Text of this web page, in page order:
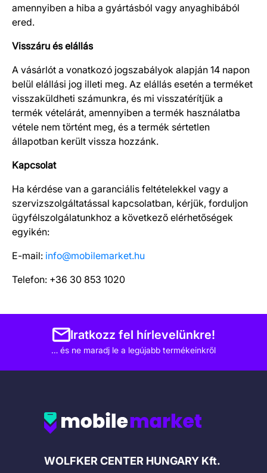
amennyiben a hiba a gyártásból vagy anyaghibából
ered.
Visszáru és elállás
A vásárlót a vonatkozó jogszabályok alapján 14 napon
belül elállási jog illeti meg. Az elállás esetén a terméket
visszaküldheti számunkra, és mi visszatérítjük a
termék vételárát, amennyiben a termék használatba
vétele nem történt meg, és a termék sértetlen
állapotban került vissza hozzánk.
Kapcsolat
Ha kérdése van a garanciális feltételekkel vagy a
szervizszolgáltatással kapcsolatban, kérjük, forduljon
ügyfélszolgálatunkhoz a következő elérhetőségek
egyikén:
E-mail: info@mobilemarket.hu
Telefon: +36 30 853 1020
Iratkozz fel hírlevelünkre!
… és ne maradj le a legújabb termékeinkről
Cégadatok
WOLFKER CENTER HUNGARY Kft.